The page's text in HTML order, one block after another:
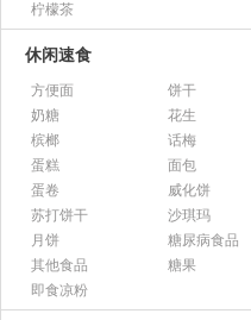
柠檬茶
休闲速食
方便面
饼干
奶糖
花生
槟榔
话梅
蛋糕
面包
蛋卷
威化饼
苏打饼干
沙琪玛
月饼
糖尿病食品
其他食品
糖果
即食凉粉